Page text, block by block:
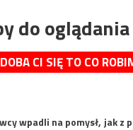
do
CI SIĘ TO CO
wpadli na pomysł, jak